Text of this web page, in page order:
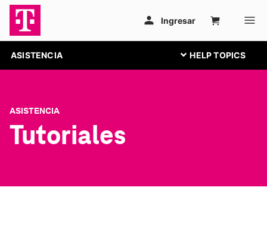
ASISTENCIA
ASISTENCIA
Tutoriales